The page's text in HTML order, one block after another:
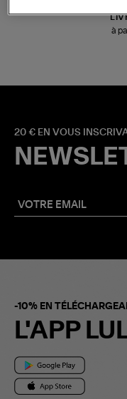
à
20 € EN VOUS
-10% EN
L'APP